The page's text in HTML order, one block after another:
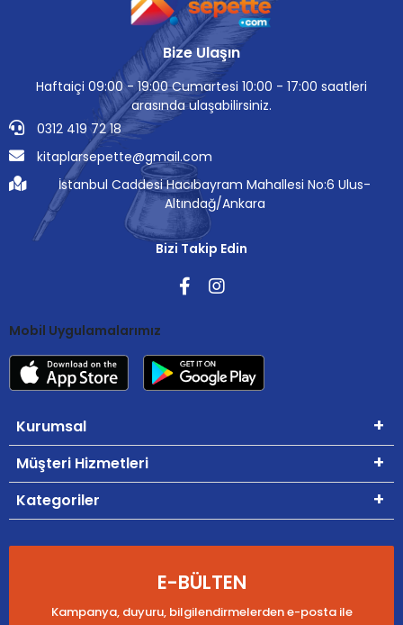
Bize Ulaşın
Haftaiçi 09:00 - 19:00 Cumartesi 10:00 - 17:00 saatleri
arasında ulaşabilirsiniz.
0312 419 72 18
kitaplarsepette@gmail.com
İstanbul Caddesi Hacıbayram Mahallesi No:6 Ulus-
Altındağ/Ankara
Bizi Takip Edin
Mobil Uygulamalarımız
Kurumsal
Müşteri Hizmetleri
Kategoriler
E-BÜLTEN
Kampanya, duyuru, bilgilendirmelerden e-posta ile